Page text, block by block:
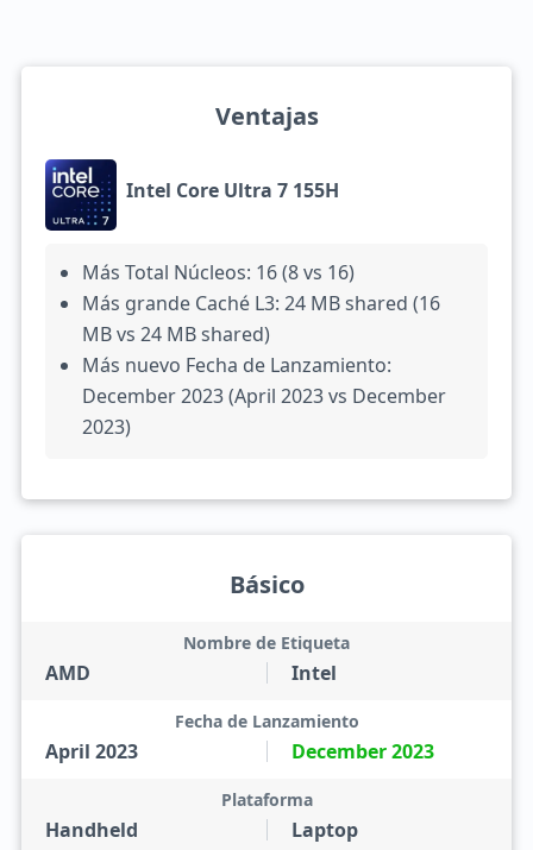
Ventajas
Intel Core Ultra 7 155H
Más Total Núcleos: 16 (8 vs 16)
Más grande Caché L3: 24 MB shared (16
MB vs 24 MB shared)
Más nuevo Fecha de Lanzamiento:
December 2023 (April 2023 vs December
2023)
Básico
AMD
Nombre de Etiqueta
Intel
April 2023
Fecha de Lanzamiento
December 2023
Handheld
Plataforma
Laptop